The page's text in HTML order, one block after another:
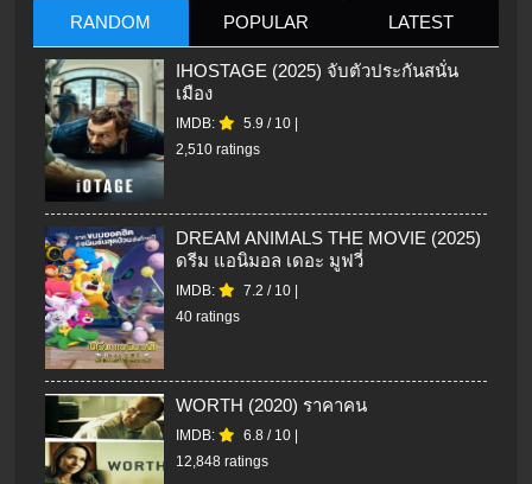
RANDOM POPULAR LATEST
IHOSTAGE (2025) จับตัวประกันสนั่น
เมือง
IMDB: 5.9 / 10
2,510 ratings
DREAM ANIMALS THE MOVIE (2025)
ดรีม แอนิมอล เดอะ มูฟวี่
IMDB: 7.2 / 10
40 ratings
WORTH (2020) ราคาคน
IMDB: 6.8 / 10
12,848 ratings